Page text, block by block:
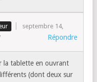
qu’elle tient la route
Il ne faut pas oublier
mis-à-jour (tout
tu l’as acheté), et il se
gérée (je dis ça, parce
mon Acer